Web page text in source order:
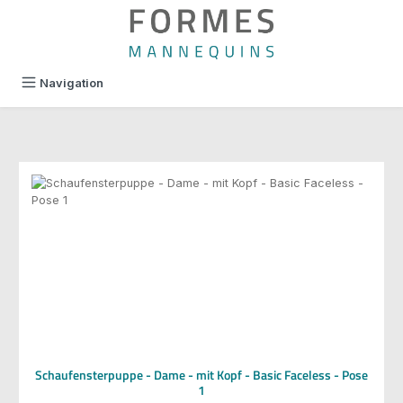
Navigation
Schaufensterpuppe - Dame - mit Kopf - Basic Faceless - Pose
1